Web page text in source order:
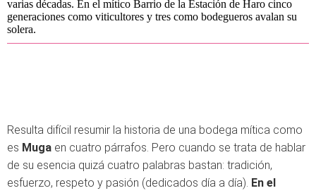
varias décadas. En el mítico Barrio de la Estación de Haro cinco
generaciones como viticultores y tres como bodegueros avalan su
solera.
Resulta difícil resumir la historia de una bodega mítica como
es Muga en cuatro párrafos. Pero cuando se trata de hablar
de su esencia quizá cuatro palabras bastan: tradición,
esfuerzo, respeto y pasión (dedicados día a día). En el